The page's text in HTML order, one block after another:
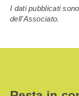
I dati pubblicati
dell'Associato.